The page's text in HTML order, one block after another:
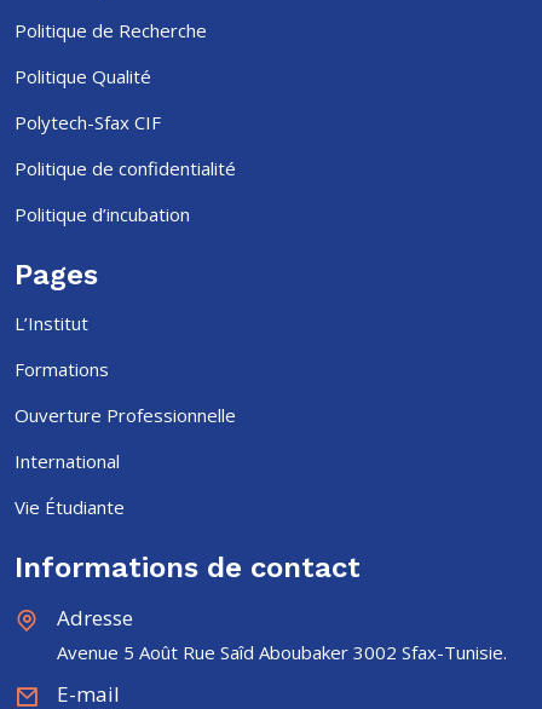
Politique de Recherche
Politique Qualité
Polytech-Sfax CIF
Politique de confidentialité
Politique d’incubation
Pages
L’Institut
Formations
Ouverture Professionnelle
International
Vie Étudiante
Informations de contact
Adresse
Avenue 5 Août Rue Saîd Aboubaker 3002 Sfax-Tunisie.
E-mail